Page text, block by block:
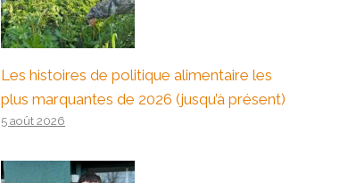
Les histoires de politique alimentaire les
plus marquantes de 2026 (jusqu’à présent)
5 août 2026